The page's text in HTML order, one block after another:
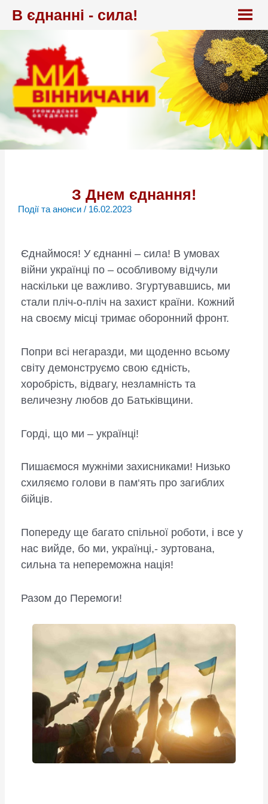
В єднанні - сила!
З Днем єднання!
Події та анонси/ 16.02.2023
Єднаймося! У єднанні – сила! В умовах
війни українці по – особливому відчули
наскільки це важливо. Згуртувавшись, ми
стали пліч-о-пліч на захист країни. Кожний
на своєму місці тримає оборонний фронт.
Попри всі негаразди, ми щоденно всьому
світу демонструємо свою єдність,
хоробрість, відвагу, незламність та
величезну любов до Батьківщини.
Горді, що ми – українці!
Пишаємося мужніми захисниками! Низько
схиляємо голови в пам‘ять про загиблих
бійців.
Попереду ще багато спільної роботи, і все у
нас вийде, бо ми, українці,- зуртована,
сильна та непереможна нація!
Разом до Перемоги!